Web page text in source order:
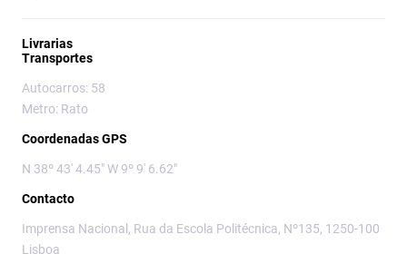
Livrarias
Transportes
Autocarros: 58
Metro: Rato
Coordenadas GPS
N 38º 43' 4.45" W 9º 9' 6.62"
Contacto
Imprensa Nacional, Rua da Escola Politécnica, Nº135, 1250-100
Lisboa